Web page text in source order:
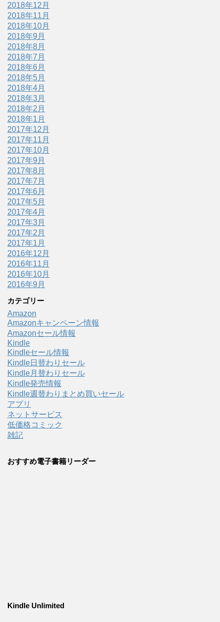
2018年12月
2018年11月
2018年10月
2018年9月
2018年8月
2018年7月
2018年6月
2018年5月
2018年4月
2018年3月
2018年2月
2018年1月
2017年12月
2017年11月
2017年10月
2017年9月
2017年8月
2017年7月
2017年6月
2017年5月
2017年4月
2017年3月
2017年2月
2017年1月
2016年12月
2016年11月
2016年10月
2016年9月
カテゴリー
Amazon
Amazonキャンペーン情報
Amazonセール情報
Kindle
Kindleセール情報
Kindle日替わりセール
Kindle月替わりセール
Kindle発売情報
Kindle週替わりまとめ買いセール
アプリ
ネットサービス
低価格コミック
雑記
おすすめ電子書籍リーダー
Kindle Unlimited